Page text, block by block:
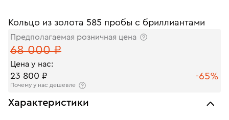
Кольцо из золота 585 пробы с бриллиантами
Предполагаемая розничная цена
68 000 ₽
Цена у нас:
23 800 ₽ -65%
Почему у нас дешевле
Характеристики